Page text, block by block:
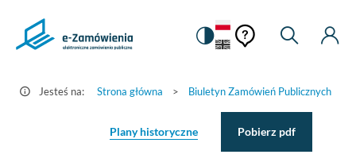
Szczegóły
e-
Ustawienia
Zmiana
na
kontrastową
Pomoc
kontekstowa
Pomoc
Moje
Jesteś na: Strona główna > Biuletyn Zamówień Publicznych
Plany historyczne Pobierz pdf